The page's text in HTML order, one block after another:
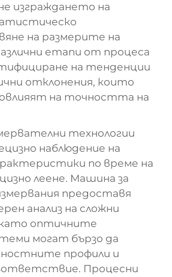
изграждането на
на размерите на
етапи от процеса
на тенденции
отклонения, които
на точността на
технологии
наблюдение на
по време на
леене. Машина за
предоставя
анализ на сложни
оптичните
могат бързо да
профили и
Процесни